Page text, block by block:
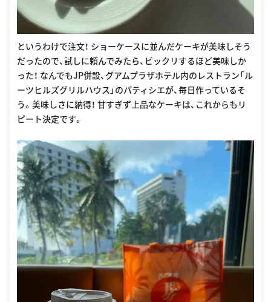
というわけで注文！ ショーケースに並んだケーキが美味しそう
だったので、試しに頼んでみたら、ビックリするほど美味しか
った！ なんでもJP併設、グアムプラザホテル内のレストラン「ル
ーツヒルズグリルハウス」のパティシエが、毎日作っているそ
う。美味しさに納得！ 甘すぎず上品なケーキは、これからもリ
ピート決定です。